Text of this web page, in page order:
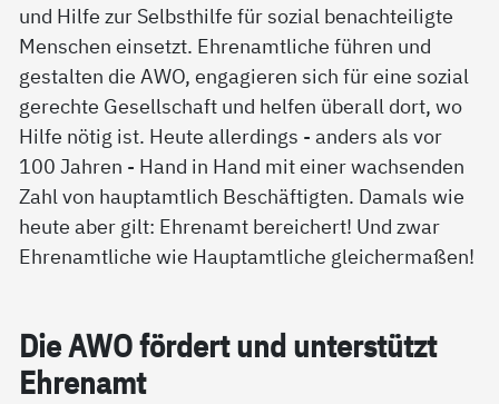
und Hilfe zur Selbsthilfe für sozial benachteiligte
Menschen einsetzt. Ehrenamtliche führen und
gestalten die AWO, engagieren sich für eine sozial
gerechte Gesellschaft und helfen überall dort, wo
Hilfe nötig ist. Heute allerdings - anders als vor
100 Jahren - Hand in Hand mit einer wachsenden
Zahl von hauptamtlich Beschäftigten. Damals wie
heute aber gilt: Ehrenamt bereichert! Und zwar
Ehrenamtliche wie Hauptamtliche gleichermaßen!
Die AWO för­dert und un­ter­stützt
Eh­ren­amt